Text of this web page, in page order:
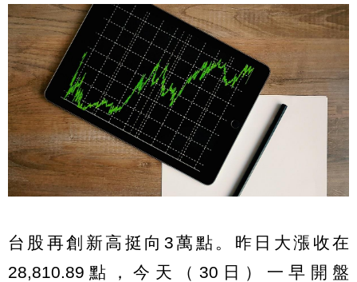
台股再創新高挺向3萬點。昨日大漲收在
28,810.89點，今天（30日）一早開盤